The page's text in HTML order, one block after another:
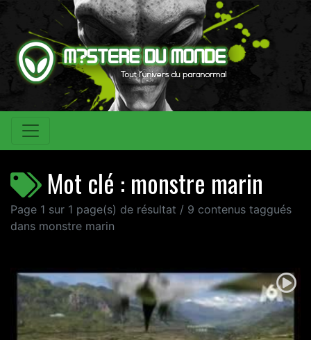
Mot clé : monstre marin
Page 1 sur 1 page(s) de résultat / 9 contenus taggués
dans monstre marin